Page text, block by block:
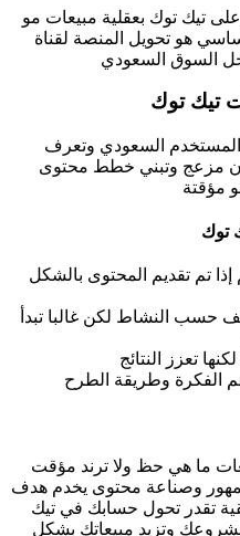
تيك توك بعقلية مبيعات مو
هو تحويل المنصة لقناة
السوق السعودي
تيك توك
السعودي وتعرف
مزعج وتبني خطط محتوى
مؤقتة
توك
تم تقديم المحتوى بالشكل
حسب النشاط لكن غالبا تبدأ
تعزز النتائج
الفكرة وطريقة الطرح
ما هي حظ ولا ترند مؤقت
وصناعة محتوى يخدم هدف
تقدر تحول حسابك في تيك
وتزيد مبيعاتك بشكل